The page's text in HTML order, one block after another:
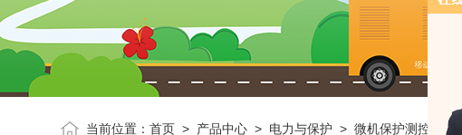
当前位置：首页 > 产品中心 > 电力与保护 >微机保护测控装置